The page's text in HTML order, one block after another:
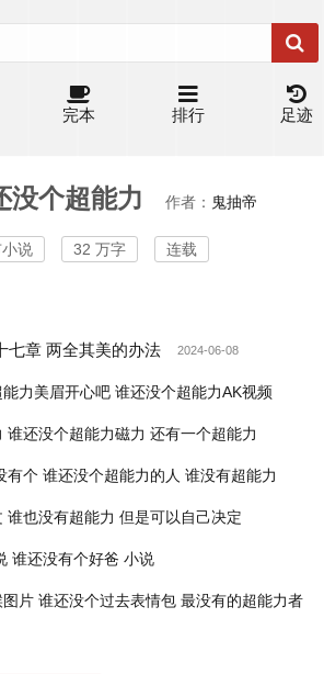
完本 排行 足迹
没个超能力 作者： 鬼抽帝
说 32 万字 连载
七章 两全其美的办法 2024-06-08
力美眉开心吧 谁还没个超能力AK视频
谁还没个超能力磁力 还有一个超能力
有个 谁还没个超能力的人 谁没有超能力
谁也没有超能力 但是可以自己决定
谁还没有个好爸 小说
图片 谁还没个过去表情包 最没有的超能力者